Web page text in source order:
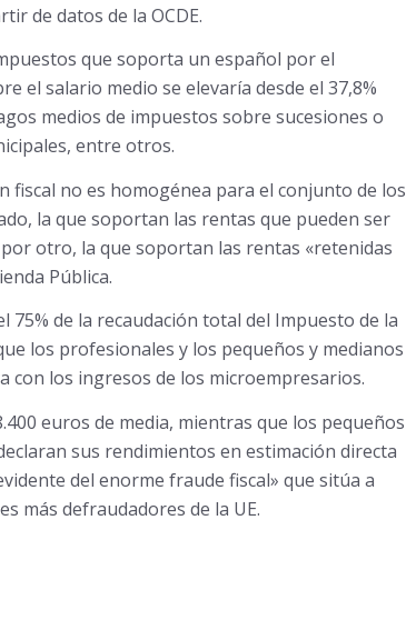
de datos de la OCDE.
que soporta un español por el
el salario medio se elevaría desde el 37,8%
medios de impuestos sobre sucesiones o
entre otros.
fiscal no es homogénea para el conjunto de los
la que soportan las rentas que pueden ser
otro, la que soportan las rentas «retenidas
Pública.
de la recaudación total del Impuesto de la
los profesionales y los pequeños y medianos
con los ingresos de los microempresarios.
euros de media, mientras que los pequeños
sus rendimientos en estimación directa
del enorme fraude fiscal» que sitúa a
más defraudadores de la UE.